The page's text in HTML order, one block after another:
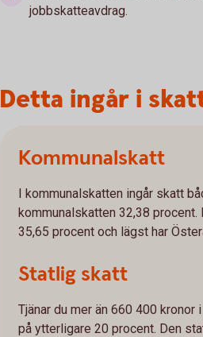
jobbskatteavdrag.
Detta ingår i
Kommunalskatt
I kommunalskatten ingår skatt
kommunalskatten 32,38
35,65 procent och lägst har
Statlig skatt
Tjänar du mer än 660 400
på ytterligare 20 procent. Den